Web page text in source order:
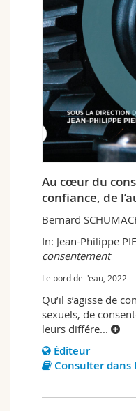
Au cœur du
confiance, de
Bernard
In: Jean-Philippe
consentement
Le bord de l'eau, 2022
Qu’il s’agisse de
sexuels, de
leurs différe...
Éditeur
Consulter dans